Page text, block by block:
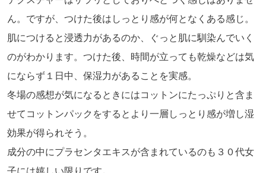
ん。ですが、つけた後はしっとり感が何となくある感じ。
肌につけると浸透力があるのか、ぐっと肌に馴染んでいく
のがわかります。つけた後、時間が立っても乾燥などは気
にならず１日中、保湿力があることを実感。
冬場の感想が気になるときにはコットンにたっぷりと含ま
せてコットンパックをするとより一層しっとり感が増し湿
効果が得られそう。
成分の中にプラセンタエキスが含まれているのも３０代女
子には嬉しい限りです。